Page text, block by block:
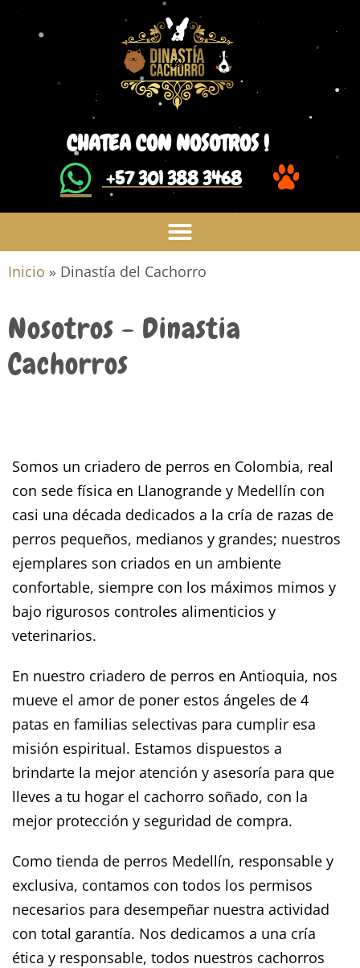
CHATEA CON NOSOTROS !
​ +57 301 388 3468
Inicio » Dinastía del Cachorro
Nosotros - Dinastia
Cachorros
Somos un criadero de perros en Colombia, real
con sede física en Llanogrande y Medellín con
casi una década dedicados a la cría de razas de
perros pequeños, medianos y grandes; nuestros
ejemplares son criados en un ambiente
confortable, siempre con los máximos mimos y
bajo rigurosos controles alimenticios y
veterinarios.
En nuestro criadero de perros en Antioquia, nos
mueve el amor de poner estos ángeles de 4
patas en familias selectivas para cumplir esa
misión espiritual. Estamos dispuestos a
brindarte la mejor atención y asesoría para que
lleves a tu hogar el cachorro soñado, con la
mejor protección y seguridad de compra.
Como tienda de perros Medellín, responsable y
exclusiva, contamos con todos los permisos
necesarios para desempeñar nuestra actividad
con total garantía. Nos dedicamos a una cría
ética y responsable, todos nuestros cachorros